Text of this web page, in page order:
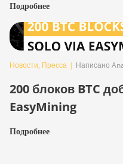
Подробнее
Новости, Пресса | Написано
200 блоков BTC
EasyMining
Подробнее